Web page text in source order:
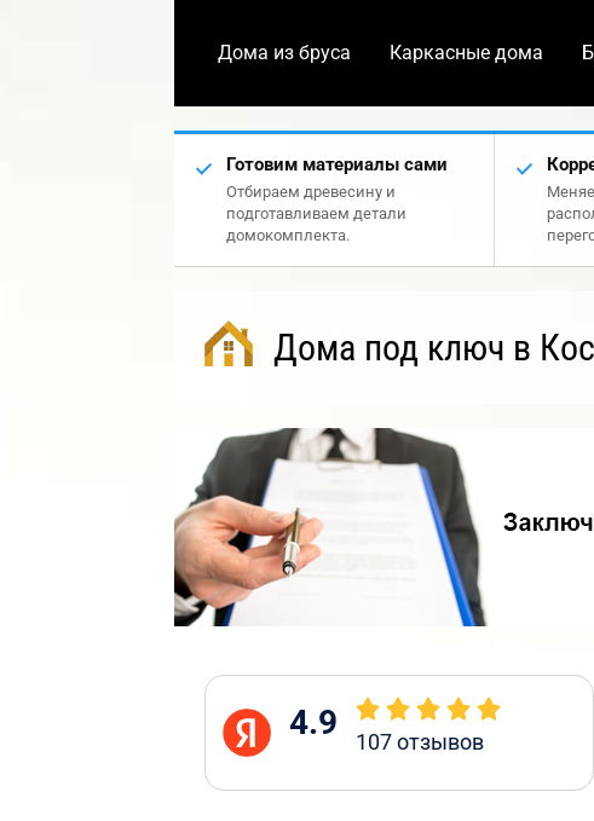
Дома из бруса Каркасные дома
Готовим материалы сами
Отбираем древесину и
подготавливаем детали
домокомплекта.
Дома под ключ в
4.9 107отзывов